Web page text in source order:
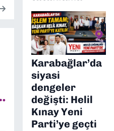
Karabağlar’da
siyasi
dengeler
değişti: Helil
Kınay Yeni
Parti’ye geçti